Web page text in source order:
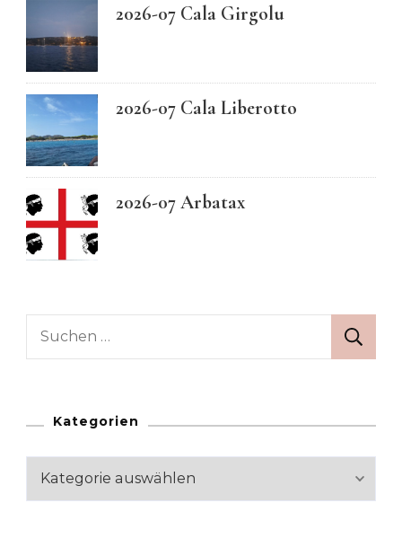
2026-07 Cala Girgolu
2026-07 Cala Liberotto
2026-07 Arbatax
Suchen
Kategorien
Kategorien